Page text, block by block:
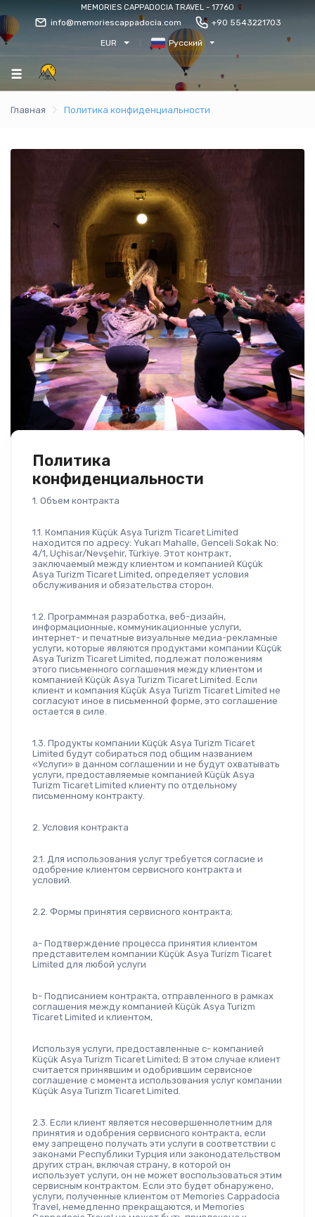
MEMORIES CAPPADOCIA TRAVEL - 17760
info@memoriescappadocia.com +90 5543221703
EUR Русский
Главная Политика конфиденциальности
Политика
конфиденциальности
1. Объем контракта
1.1. Компания Küçük Asya Turizm Ticaret Limited
находится по адресу: Yukarı Mahalle, Genceli Sokak No:
4/1, Uçhisar/Nevşehir, Türkiye. Этот контракт,
заключаемый между клиентом и компанией Küçük
Asya Turizm Ticaret Limited, определяет условия
обслуживания и обязательства сторон.
1.2. Программная разработка, веб-дизайн,
информационные, коммуникационные услуги,
интернет- и печатные визуальные медиа-рекламные
услуги, которые являются продуктами компании Küçük
Asya Turizm Ticaret Limited, подлежат положениям
этого письменного соглашения между клиентом и
компанией Küçük Asya Turizm Ticaret Limited. Если
клиент и компания Küçük Asya Turizm Ticaret Limited не
согласуют иное в письменной форме, это соглашение
остается в силе.
1.3. Продукты компании Küçük Asya Turizm Ticaret
Limited будут собираться под общим названием
«Услуги» в данном соглашении и не будут охватывать
услуги, предоставляемые компанией Küçük Asya
Turizm Ticaret Limited клиенту по отдельному
письменному контракту.
2. Условия контракта
2.1. Для использования услуг требуется согласие и
одобрение клиентом сервисного контракта и
условий.
2.2. Формы принятия сервисного контракта;
a- Подтверждение процесса принятия клиентом
представителем компании Küçük Asya Turizm Ticaret
Limited для любой услуги
b- Подписанием контракта, отправленного в рамках
соглашения между компанией Küçük Asya Turizm
Ticaret Limited и клиентом,
Используя услуги, предоставленные c- компанией
Küçük Asya Turizm Ticaret Limited; В этом случае клиент
считается принявшим и одобрившим сервисное
соглашение с момента использования услуг компании
Küçük Asya Turizm Ticaret Limited.
2.3. Если клиент является несовершеннолетним для
принятия и одобрения сервисного контракта, если
ему запрещено получать эти услуги в соответствии с
законами Республики Турция или законодательством
других стран, включая страну, в которой он
использует услуги, он не может воспользоваться этим
сервисным контрактом. Если это будет обнаружено,
услуги, полученные клиентом от Memories Cappadocia
Travel, немедленно прекращаются, и Memories